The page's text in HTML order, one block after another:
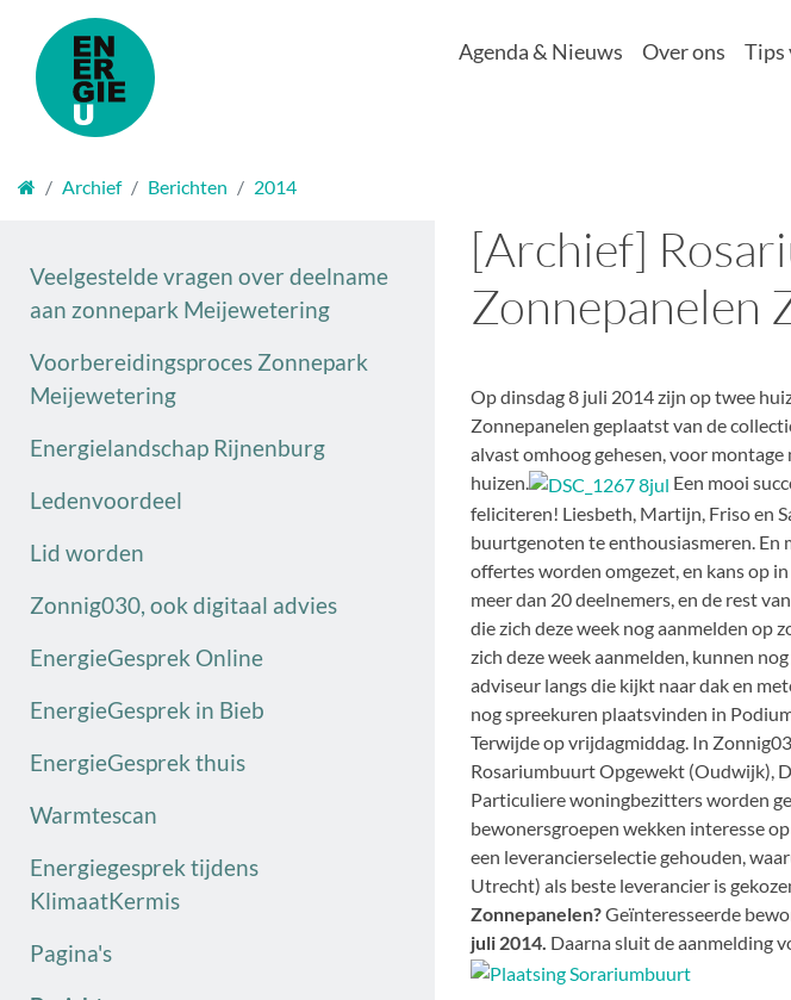
Agenda & Nieuws Over ons Tips
Welkom
Archief Berichten 2014
[Archief]
Zonnepanelen
Op dinsdag 8 juli 2014 zijn op twee
Zonnepanelen geplaatst van de
alvast omhoog gehesen, voor
huizen.
Een mooi
feliciteren! Liesbeth, Martijn, Friso en
buurtgenoten te enthousiasmeren. En
offertes worden omgezet, en kans op in
meer dan 20 deelnemers, en de rest
die zich deze week nog aanmelden op
zich deze week aanmelden, kunnen
adviseur langs die kijkt naar dak en
nog spreekuren plaatsvinden in
Terwijde op vrijdagmiddag. In
Rosariumbuurt Opgewekt (Oudwijk),
Particuliere woningbezitters worden
bewonersgroepen wekken interesse
een leverancierselectie gehouden,
Utrecht) als beste leverancier is
Zonnepanelen?Geïnteresseerde
juli 2014. Daarna sluit de aanmelding
Veelgestelde vragen over deelname
aan zonnepark Meijewetering
Voorbereidingsproces Zonnepark
Meijewetering
Energielandschap Rijnenburg
Ledenvoordeel
Lid worden
Zonnig030, ook digitaal advies
EnergieGesprek Online
EnergieGesprek in Bieb
EnergieGesprek thuis
Warmtescan
Energiegesprek tijdens
KlimaatKermis
Pagina's